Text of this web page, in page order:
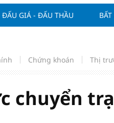
giảm 30% thuế cho hộ, cá
tỷ đồng
hôm nay 7/8: Thị trường lặng
trẻ quốc tế xem Phú Quốc
vụ Rodri mở đường cho Man
thức đối với tham vọng công
ĐẤU GIÁ - ĐẤU THẦU
Chứng khoán Thị
chuyển